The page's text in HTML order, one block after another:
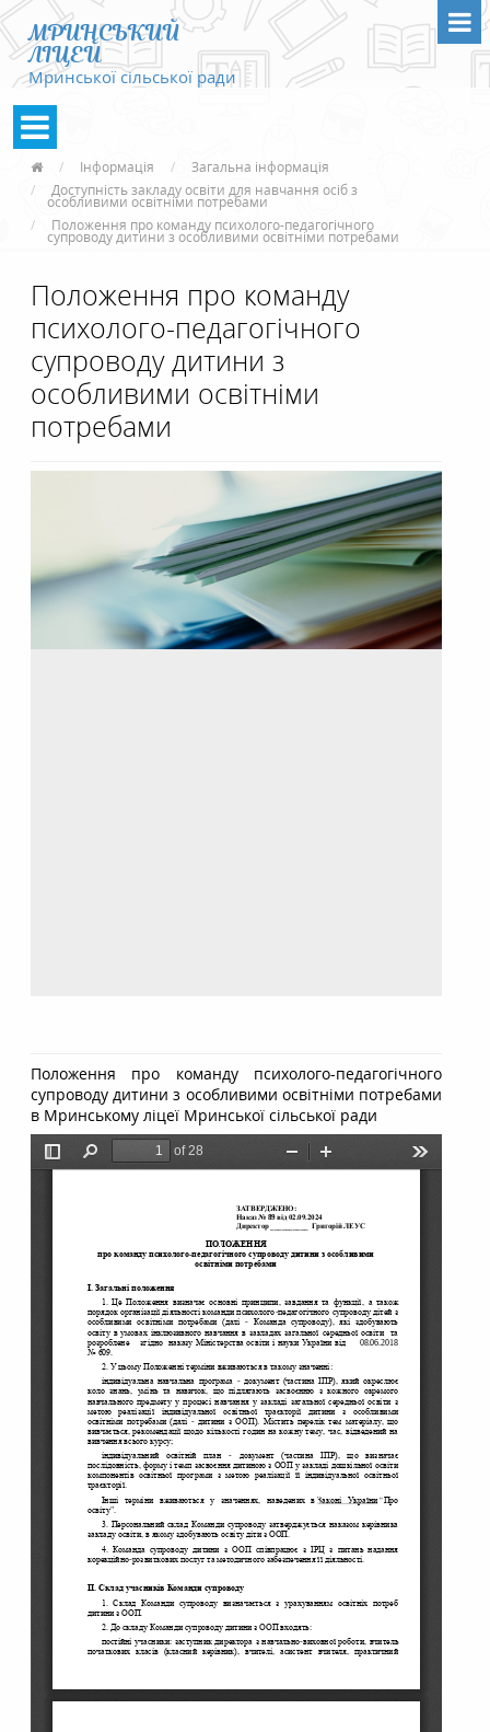
МРИНСЬКИЙ
ЛІЦЕЙ
Мринської сільської ради
Інформація
Загальна інформація
Доступність закладу освіти для навчання осіб з
особливими освітніми потребами
Положення про команду психолого-педагогічного
супроводу дитини з особливими освітніми потребами
Положення про команду
психолого-педагогічного
супроводу дитини з
особливими освітніми
потребами
Положення про команду психолого-педагогічного
супроводу дитини з особливими освітніми потребами
в Мринському ліцеї Мринської сільської ради